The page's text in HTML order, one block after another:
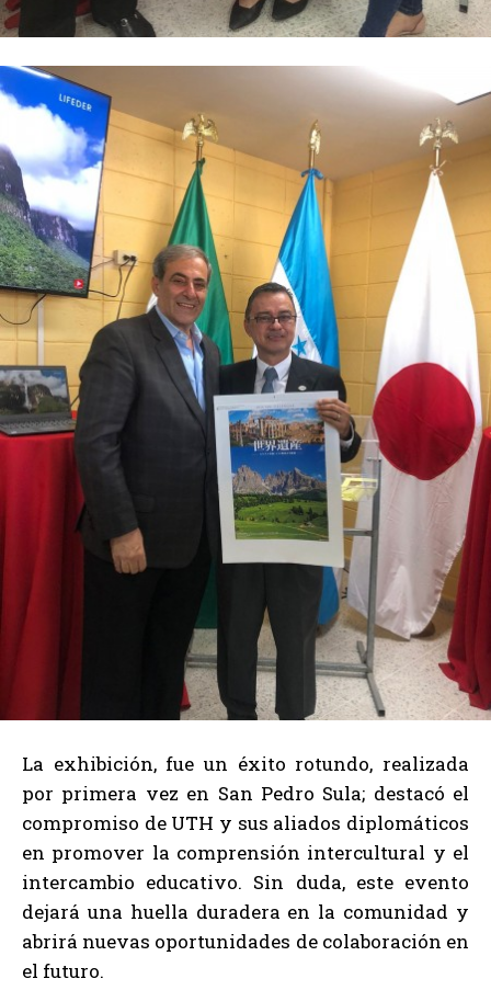
La exhibición, fue un éxito rotundo, realizada
por primera vez en San Pedro Sula; destacó el
compromiso de UTH y sus aliados diplomáticos
en promover la comprensión intercultural y el
intercambio educativo. Sin duda, este evento
dejará una huella duradera en la comunidad y
abrirá nuevas oportunidades de colaboración en
el futuro.